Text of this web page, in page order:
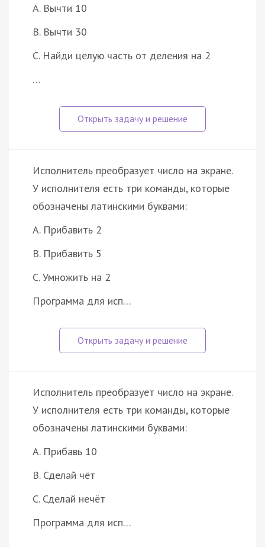
A. Вычти 10
B. Вычти 30
C. Найди целую часть от деления на 2
…
Исполнитель преобразует число на экране.
У исполнителя есть три команды, которые
обозначены латинскими буквами:
A. Прибавить 2
B. Прибавить 5
C. Умножить на 2
Программа для исп…
Исполнитель преобразует число на экране.
У исполнителя есть три команды, которые
обозначены латинскими буквами:
A. Прибавь 10
B. Сделай чёт
C. Сделай нечёт
Программа для исп…